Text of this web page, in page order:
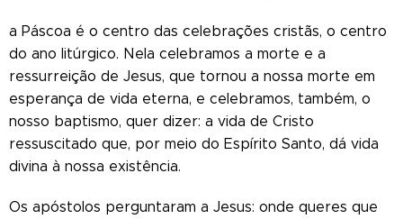
a Páscoa é o centro das celebrações cristãs, o centro
do ano litúrgico. Nela celebramos a morte e a
ressurreição de Jesus, que tornou a nossa morte em
esperança de vida eterna, e celebramos, também, o
nosso baptismo, quer dizer: a vida de Cristo
ressuscitado que, por meio do Espírito Santo, dá vida
divina à nossa existência.
Os apóstolos perguntaram a Jesus: onde queres que